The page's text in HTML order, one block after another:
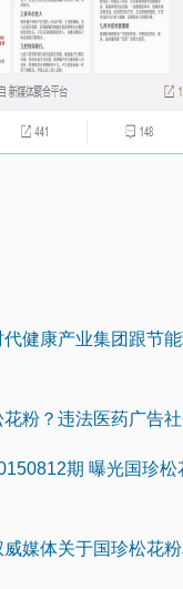
健康产业集团跟节
粉？违法医药广告
期 曝光国珍松
威媒体关于国珍松花